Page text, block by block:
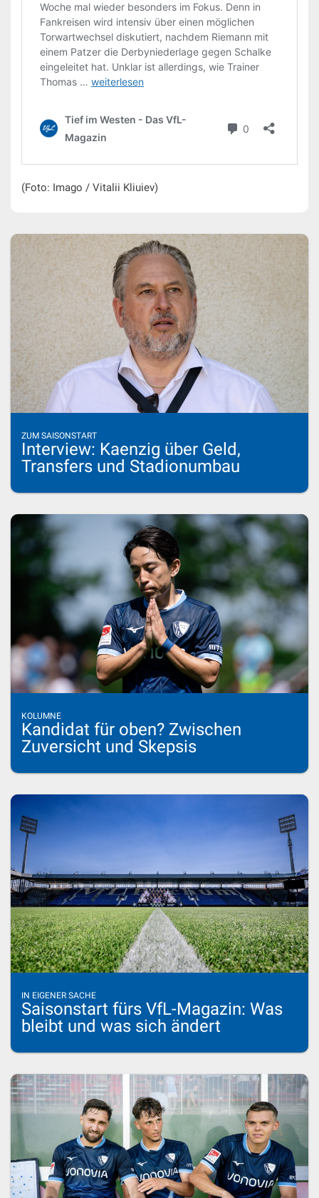
(Foto: Imago / Vitalii Kliuiev)
ZUM SAISONSTART
Interview: Kaenzig über Geld,
Transfers und Stadionumbau
KOLUMNE
Kandidat für oben? Zwischen
Zuversicht und Skepsis
IN EIGENER SACHE
Saisonstart fürs VfL-Magazin: Was
bleibt und was sich ändert